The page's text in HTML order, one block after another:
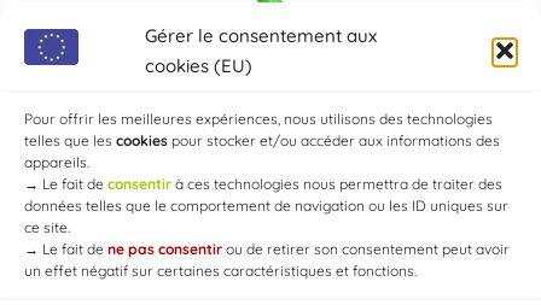
Gérer le consentement aux
cookies (EU)
Pour offrir les meilleures expériences, nous utilisons des technologies
telles que les cookies pour stocker et/ou accéder aux informations des
appareils.
→ Le fait de consentir à ces technologies nous permettra de traiter des
données telles que le comportement de navigation ou les ID uniques sur
ce site.
→ Le fait de ne pas consentir ou de retirer son consentement peut avoir
un effet négatif sur certaines caractéristiques et fonctions.